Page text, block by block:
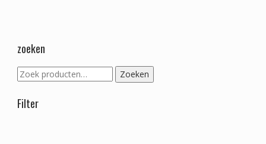
zoeken
Zoeken
naar:
Zoeken
Filter